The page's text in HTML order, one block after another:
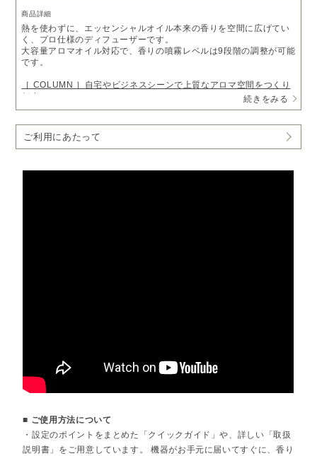
商品詳細
熱を使わずに、エッセンシャルオイル本来の香りを空間に広げてい
く、プロ仕様のディフューザーです。
大容量アロマオイル対応で、香りの噴霧レベルは9段階の調整が可能
です。
［ COLUMN ］自宅やビジネスシーンで上質なアロマ空間をつくり
だす
大容量のアロマオイル（250ml・450ml）を本体に装着して使用し
ます。こまめなオイル補充が必要なく、お手入れも月に1度程度でお
続きをみる
ご利用にあたって
■ ご使用方法について
・設定のポイントをまとめた「クイックガイド」や、詳しい「取扱
説明書」をご用意しています。 機器がお手元に届いてすぐに、香り